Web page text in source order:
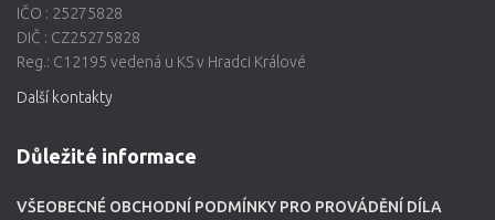
IČO : 25275828
DIČ : CZ25275828
Reg.: C12195 vedená u KS v Hradci Králové
Další kontakty
Důležité informace
VŠEOBECNÉ OBCHODNÍ PODMÍNKY PRO PROVÁDĚNÍ DÍLA